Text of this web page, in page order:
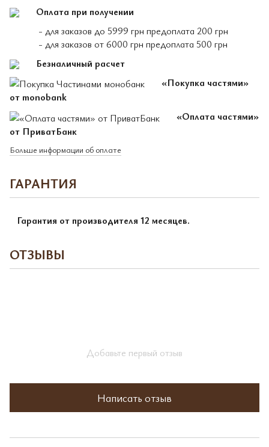
Оплата при получении
- для заказов до 5999 грн предоплата 200 грн
- для заказов от 6000 грн предоплата 500 грн
Безналичный расчет
«Покупка частями»
от monobank
«Оплата частями»
от ПриватБанк
Больше информации об оплате
ГАРАНТИЯ
Гарантия от производителя 12 месяцев.
ОТЗЫВЫ
Добавьте первый отзыв
Написать отзыв